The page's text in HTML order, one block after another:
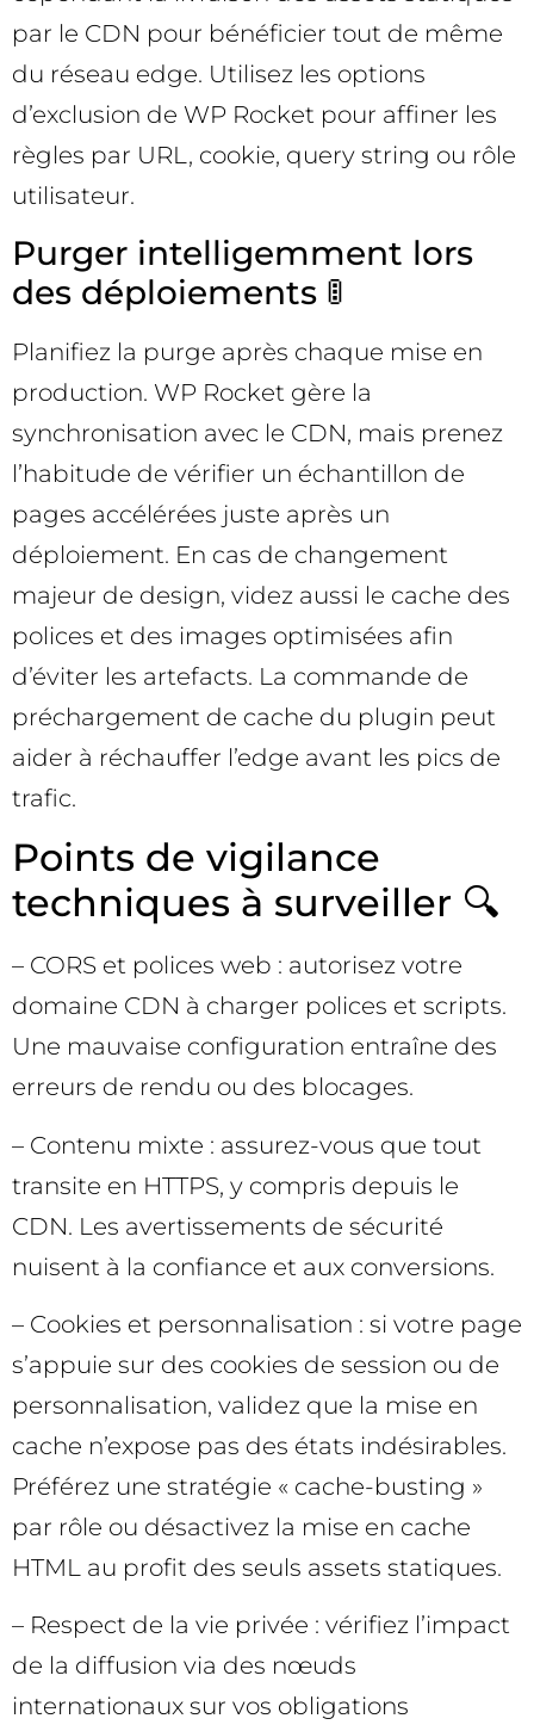
par le CDN pour bénéficier tout de même
du réseau edge. Utilisez les options
d’exclusion de WP Rocket pour affiner les
règles par URL, cookie, query string ou rôle
utilisateur.
Purger intelligemment lors
des déploiements 🚦
Planifiez la purge après chaque mise en
production. WP Rocket gère la
synchronisation avec le CDN, mais prenez
l’habitude de vérifier un échantillon de
pages accélérées juste après un
déploiement. En cas de changement
majeur de design, videz aussi le cache des
polices et des images optimisées afin
d’éviter les artefacts. La commande de
préchargement de cache du plugin peut
aider à réchauffer l’edge avant les pics de
trafic.
Points de vigilance
techniques à surveiller 🔍
– CORS et polices web : autorisez votre
domaine CDN à charger polices et scripts.
Une mauvaise configuration entraîne des
erreurs de rendu ou des blocages.
– Contenu mixte : assurez-vous que tout
transite en HTTPS, y compris depuis le
CDN. Les avertissements de sécurité
nuisent à la confiance et aux conversions.
– Cookies et personnalisation : si votre page
s’appuie sur des cookies de session ou de
personnalisation, validez que la mise en
cache n’expose pas des états indésirables.
Préférez une stratégie « cache-busting »
par rôle ou désactivez la mise en cache
HTML au profit des seuls assets statiques.
– Respect de la vie privée : vérifiez l’impact
de la diffusion via des nœuds
internationaux sur vos obligations